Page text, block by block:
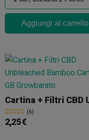
Aggiungi al carrello
(6)
2,25 €